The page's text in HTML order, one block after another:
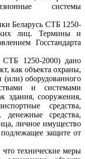
системы
Беларусь СТБ 1250-
лиц. Термины и
Госстандарта
1250-2000) дано
как объекта охраны,
(или) оборудованного
и системами
здания, сооружения,
средства,
денежные средства,
личное имущество
защите от
технические меры